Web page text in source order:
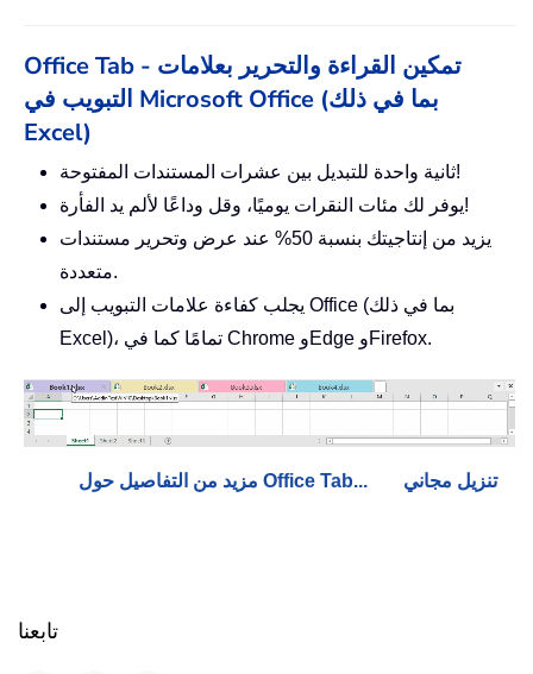
Office Tab - تمكين القراءة والتحرير بعلامات
التبويب في Microsoft Office (بما في ذلك
Excel)
ثانية واحدة للتبديل بين عشرات المستندات المفتوحة!
يوفر لك مئات النقرات يوميًا، وقل وداعًا لألم يد الفأرة!
يزيد من إنتاجيتك بنسبة 50% عند عرض وتحرير مستندات
متعددة.
يجلب كفاءة علامات التبويب إلى Office (بما في ذلك
Excel)، تمامًا كما في Chrome وEdge وFirefox.
مزيد من التفاصيل حول Office Tab... تنزيل مجاني
تابعنا